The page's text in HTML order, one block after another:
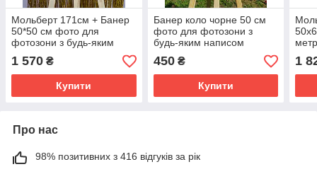
Мольберт 171см + Банер
50*50 см фото для
фотозони з будь-яким
написом
1 570 ₴
Купити
Банер коло чорне 50 см
фото для фотозони з
будь-яким написом
450₴
Купити
1
Про нас
98% позитивних з 416 відгуків за рік